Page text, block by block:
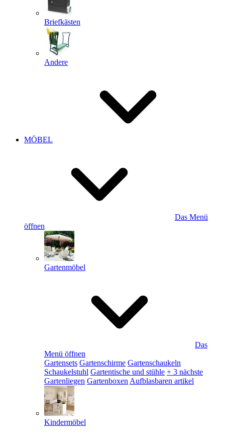
Briefkästen
Andere
MÖBEL
Das Menü
öffnen
Gartenmöbel
Das
Menü öffnen
Gartensets Gartenschirme Gartenschaukeln
Schaukelstuhl Gartentische und stühle + 3 nächste
Gartenliegen Gartenboxen Aufblasbaren artikel
Kindermöbel